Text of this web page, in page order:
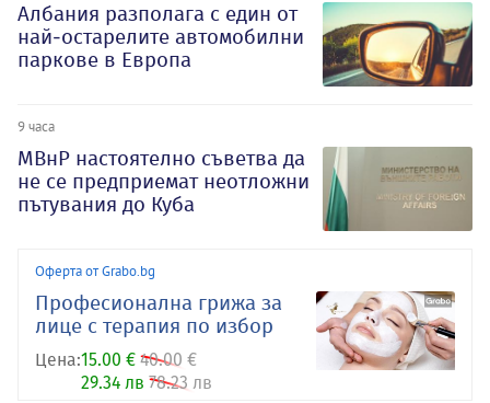
Албания разполага с един от
най-остарелите автомобилни
паркове в Европа
9 часа
МВнР настоятелно съветва да
не се предприемат неотложни
пътувания до Куба
Оферта от Grabo.bg
Професионална грижа за
лице с терапия по избор
Цена:15.00 € 40.00 €
29.34 лв 78.23 лв